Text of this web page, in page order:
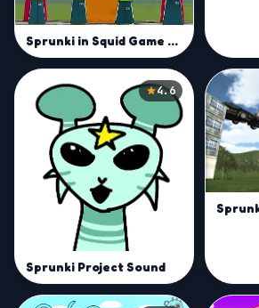
Sprunki in Squid Game Chamber
4.6
Sprunki Project Sound